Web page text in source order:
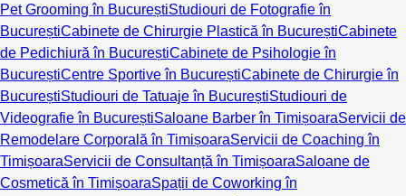
Pet Grooming în BucureștiStudiouri de Fotografie în
BucureștiCabinete de Chirurgie Plastică în BucureștiCabinete
de Pedichiură în BucureștiCabinete de Psihologie în
BucureștiCentre Sportive în BucureștiCabinete de Chirurgie în
BucureștiStudiouri de Tatuaje în BucureștiStudiouri de
Videografie în BucureștiSaloane Barber în TimișoaraServicii de
Remodelare Corporală în TimișoaraServicii de Coaching în
TimișoaraServicii de Consultanță în TimișoaraSaloane de
Cosmetică în TimișoaraSpații de Coworking în